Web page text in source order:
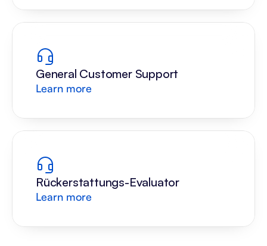
General Customer Support
Learn more
Rückerstattungs-Evaluator
Learn more